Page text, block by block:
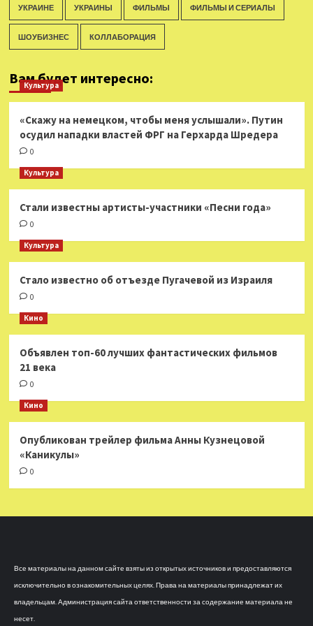
УКРАИНЕ УКРАИНЫ ФИЛЬМЫ ФИЛЬМЫ И СЕРИАЛЫ
ШОУБИЗНЕС КОЛЛАБОРАЦИЯ
Вам будет интересно:
Культура
«Скажу на немецком, чтобы меня услышали». Путин
осудил нападки властей ФРГ на Герхарда Шредера
0
Культура
Стали известны артисты-участники «Песни года»
0
Культура
Стало известно об отъезде Пугачевой из Израиля
0
Кино
Объявлен топ-60 лучших фантастических фильмов
21 века
0
Кино
Опубликован трейлер фильма Анны Кузнецовой
«Каникулы»
0
Все материалы на данном сайте взяты из открытых источников и предоставляются
исключительно в ознакомительных целях. Права на материалы принадлежат их
владельцам. Администрация сайта ответственности за содержание материала не
несет.